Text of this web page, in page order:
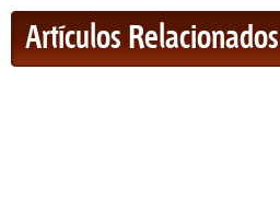
Artículos Relacionados